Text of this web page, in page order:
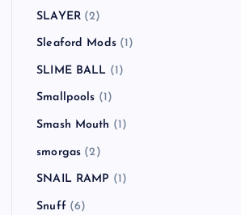
SLAYER(2)
Sleaford Mods(1)
SLIME BALL (1)
Smallpools (1)
Smash Mouth (1)
smorgas (2)
SNAIL RAMP (1)
Snuff (6)